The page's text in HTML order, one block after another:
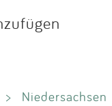
> Niedersachsen